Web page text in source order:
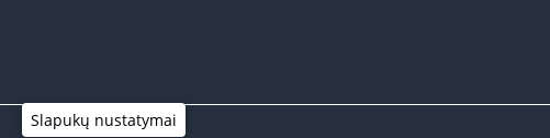
Slapukų nustatymai